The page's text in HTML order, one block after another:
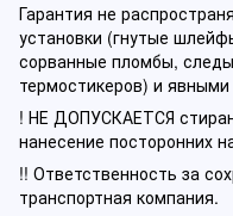
Гарантия не
установки (гнутые
сорванные пломбы,
термостикеров) и
! НЕ ДОПУСКАЕТСЯ
нанесение посторонних
!! Ответственность за
транспортная компания.